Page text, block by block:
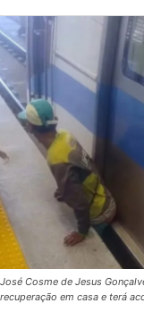
José Cosme de Jesus
recuperação em casa e terá